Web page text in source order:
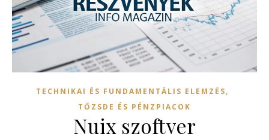
TECHNIKAI ÉS FUNDAMENTÁLIS ELEMZÉS,
TŐZSDE ÉS PÉNZPIACOK
Nuix szoftver